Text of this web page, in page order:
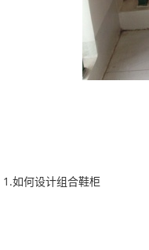
1.如何设计组合鞋柜